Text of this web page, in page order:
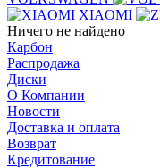
XIAOMI
Ничего не найдено
Карбон
Распродажа
Диски
О Компании
Новости
Доставка и оплата
Возврат
Кредитование